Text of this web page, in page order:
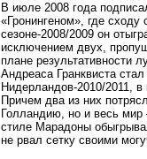
В июле 2008 года
«Гронингеном», где
сезоне-2008/2009 он
исключением двух,
плане результативности
Андреаса Гранквиста
Нидерландов-2010/2011,
Причем два из них
Голландию, но и весь мир
стиле Марадоны
не рвал сетку своими